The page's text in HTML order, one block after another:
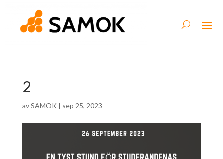
2
avSAMOK | sep 25, 2023